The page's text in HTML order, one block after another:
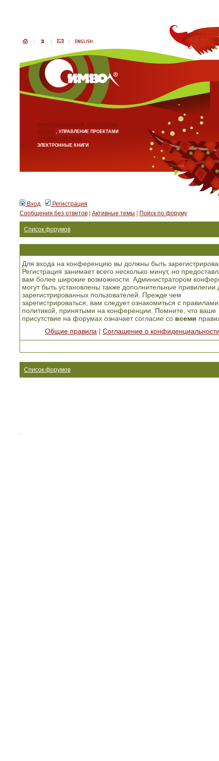
ИНФОРМАЦИОННЫЕ ТЕХНОЛОГИИ
БИЗНЕС, УПРАВЛЕНИЕ ПРОЕКТАМИ
АНГЛИЙСКИЙ ЯЗЫК
ЭЛЕКТРОННЫЕ КНИГИ
Вход
Регистрация
Сообщения без ответов
Активные темы Поиск по форуму
Список форумов
Для входа на конференцию вы должны быть
Регистрация занимает всего несколько минут, но
вам более широкие возможности. Администратором
могут быть установлены также дополнительные привилегии
зарегистрированных пользователей. Прежде чем
зарегистрироваться, вам следует ознакомиться с
политикой, принятыми на конференции. Помните, что ваше
присутствие на форумах означает согласие со всеми
Общие правила
Соглашение о
Список форумов